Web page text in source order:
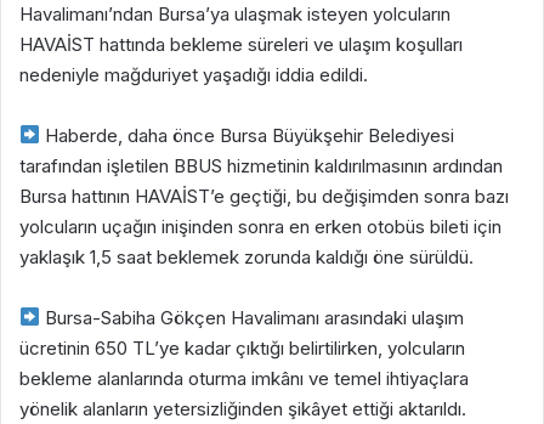
Havalimanı’ndan Bursa’ya ulaşmak isteyen yolcuların
HAVAİST hattında bekleme süreleri ve ulaşım koşulları
nedeniyle mağduriyet yaşadığı iddia edildi.
Haberde, daha önce Bursa Büyükşehir Belediyesi
tarafından işletilen BBUS hizmetinin kaldırılmasının ardından
Bursa hattının HAVAİST’e geçtiği, bu değişimden sonra bazı
yolcuların uçağın inişinden sonra en erken otobüs bileti için
yaklaşık 1,5 saat beklemek zorunda kaldığı öne sürüldü.
Bursa-Sabiha Gökçen Havalimanı arasındaki ulaşım
ücretinin 650 TL’ye kadar çıktığı belirtilirken, yolcuların
bekleme alanlarında oturma imkânı ve temel ihtiyaçlara
yönelik alanların yetersizliğinden şikâyet ettiği aktarıldı.